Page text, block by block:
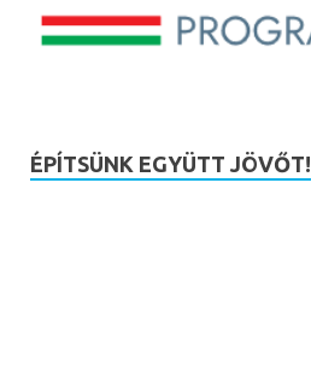
ÉPÍTSÜNK EGYÜTT JÖVŐT!